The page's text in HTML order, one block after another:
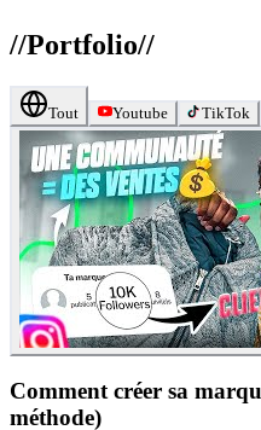
//Portfolio//
Tout Youtube TikTok
Comment créer sa
méthode)